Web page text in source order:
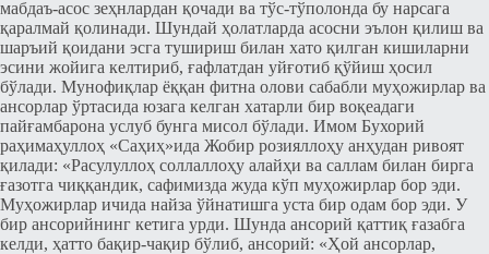
мабдаъ-асос зеҳнлардан қочади ва тўс-тўполонда бу нарсага
қаралмай қолинади. Шундай ҳолатларда асосни эълон қилиш ва
шаръий қоидани эсга тушириш билан хато қилган кишиларни
эсини жойига келтириб, ғафлатдан уйғотиб қўйиш ҳосил
бўлади. Мунофиқлар ёққан фитна олови сабабли муҳожирлар ва
ансорлар ўртасида юзага келган хатарли бир воқеадаги
пайғамбарона услуб бунга мисол бўлади. Имом Бухорий
раҳимаҳуллоҳ «Саҳиҳ»ида Жобир розияллоҳу анҳудан ривоят
қилади: «Расулуллоҳ соллаллоҳу алайҳи ва саллам билан бирга
ғазотга чиққандик, сафимизда жуда кўп муҳожирлар бор эди.
Муҳожирлар ичида найза ўйнатишга уста бир одам бор эди. У
бир ансорийнинг кетига урди. Шунда ансорий қаттиқ ғазабга
келди, ҳатто бақир-чақир бўлиб, ансорий: «Ҳой ансорлар,